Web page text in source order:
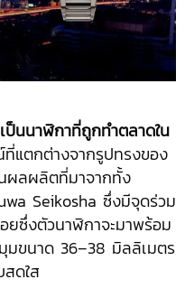
ป็นนาฬิกาที่ถูกทำตลาดใน
แตกต่างจากรูปทรงของ
ผลผลิตที่มาจากทั้ง
Seikosha ซึ่งมีจุดร่วม
ยซึ่งตัวนาฬิกาจะมาพร้อม
มขนาด 36–38 มิลลิเมตร
ดใส